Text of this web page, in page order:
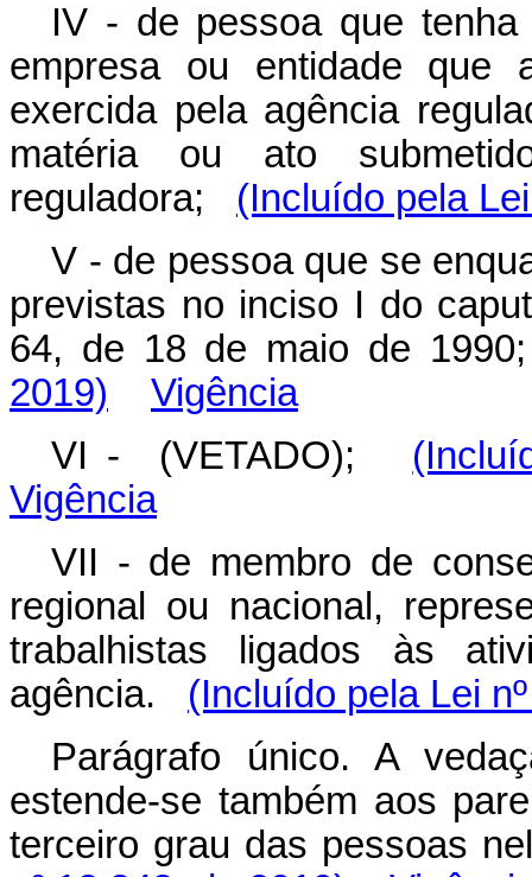
IV - de pessoa que
empresa ou entidade que
exercida pela agência
matéria ou ato
reguladora; (Incluído pela
V - de pessoa que se
previstas no inciso I do caput
64, de 18 de maio de
2019)
Vigência
VI - (VETADO);
Vigência
VII - de membro de
regional ou nacional,
trabalhistas ligados às
agência. (Incluído pela Lei
Parágrafo único. A
estende-se também aos
terceiro grau das pessoas